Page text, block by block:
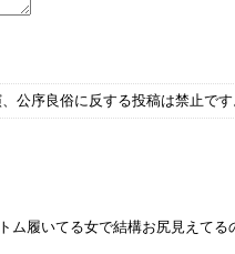
公序良俗に反する投稿は禁止で
ム履いてる女で結構お尻見えて